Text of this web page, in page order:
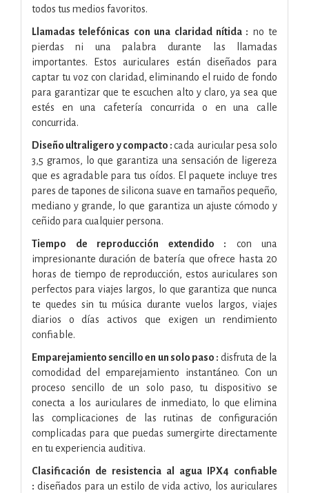
todos tus medios favoritos.
Llamadas telefónicas con una claridad nítida : no te
pierdas ni una palabra durante las llamadas
importantes. Estos auriculares están diseñados para
captar tu voz con claridad, eliminando el ruido de fondo
para garantizar que te escuchen alto y claro, ya sea que
estés en una cafetería concurrida o en una calle
concurrida.
Diseño ultraligero y compacto :cada auricular pesa solo
3,5 gramos, lo que garantiza una sensación de ligereza
que es agradable para tus oídos. El paquete incluye tres
pares de tapones de silicona suave en tamaños pequeño,
mediano y grande, lo que garantiza un ajuste cómodo y
ceñido para cualquier persona.
Tiempo de reproducción extendido : con una
impresionante duración de batería que ofrece hasta 20
horas de tiempo de reproducción, estos auriculares son
perfectos para viajes largos, lo que garantiza que nunca
te quedes sin tu música durante vuelos largos, viajes
diarios o días activos que exigen un rendimiento
confiable.
Emparejamiento sencillo en un solo paso : disfruta de la
comodidad del emparejamiento instantáneo. Con un
proceso sencillo de un solo paso, tu dispositivo se
conecta a los auriculares de inmediato, lo que elimina
las complicaciones de las rutinas de configuración
complicadas para que puedas sumergirte directamente
en tu experiencia auditiva.
Clasificación de resistencia al agua IPX4 confiable
: diseñados para un estilo de vida activo, los auriculares